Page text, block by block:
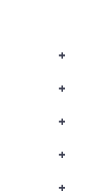
+
+
+
+
+